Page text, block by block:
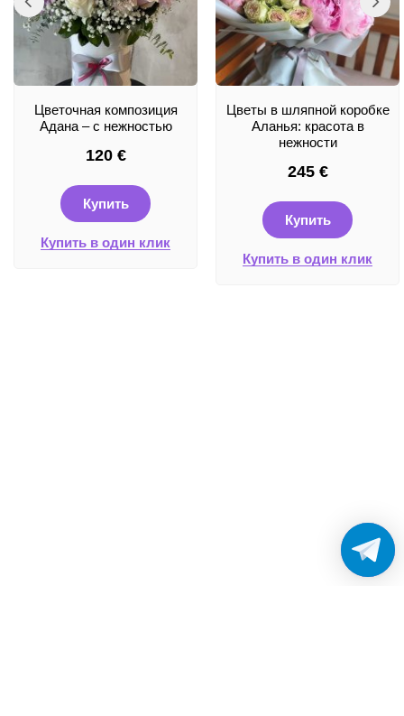
Цветочная композиция
Адана – с нежностью
120 €
Купить
Купить в один клик
Цветы в шляпной коробке
Аланья: красота в
нежности
245 €
Купить
Купить в один клик